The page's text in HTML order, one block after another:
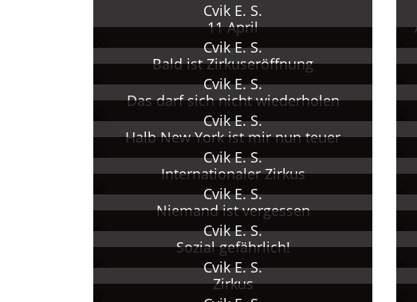
Ausland (1. Internationale
Plakatausstellungen in Bulgarien
Unesco).
2005 Gestorben in Moskau.
Cvik E. S.
11 April
Cvik E. S.
Bald ist Zirkuseröffnung
Cvik E. S.
Das darf sich nicht wiederholen
Cvik E. S.
Halb New York ist mir nun teuer
Cvik E. S.
Internationaler Zirkus
Cvik E. S.
Niemand ist vergessen
Cvik E. S.
Sozial gefährlich!
Cvik E. S.
Zirkus